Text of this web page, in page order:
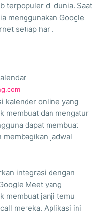
terpopuler di dunia. Saat
menggunakan Google
setiap hari.
kalender online yang
membuat dan mengatur
dapat membuat
membagikan jadwal
integrasi dengan
Meet yang
membuat janji temu
mereka. Aplikasi ini